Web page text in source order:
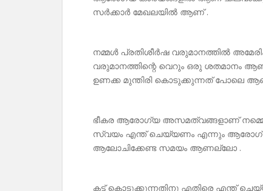
സർക്കാർ മേഖലയിൽ ആണ് .
നമ്മൾ പ്രതിശീർഷ വരുമാനത്തിൽ
വരുമാനത്തിന്റെ വെറും ഒരു ശതമാനം
ഉണക്ക മുന്തിരി കൊടുക്കുന്നത് പോലെ
ഭീകര ആരോഗ്യ അസമത്വങ്ങളാണ് നമ്മെ
സ്വയം എന്ത് ചെയ്യണം എന്നും
ആലോചിക്കേണ്ട സമയം ആണല്ലോ .
കട്ട് കൊടുക്കുന്നതിനു എതിരെ എന്ത്